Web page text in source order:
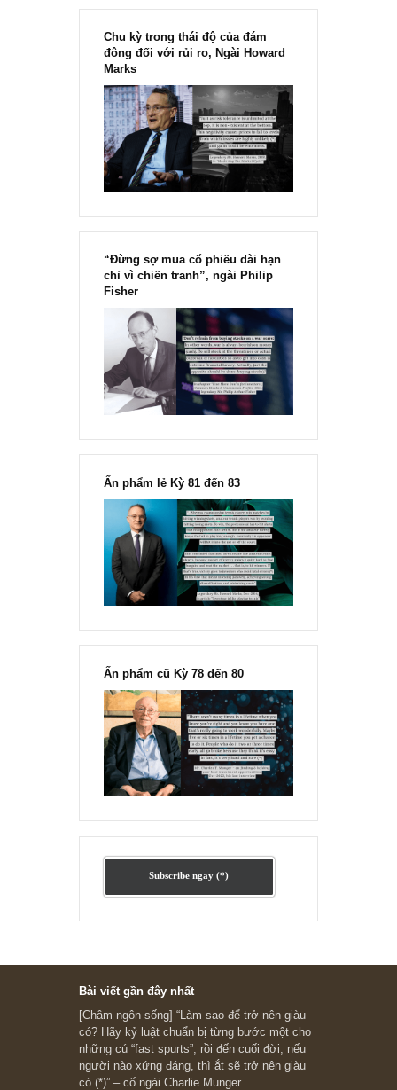
Chu kỳ trong thái độ của đám
đông đối với rủi ro, Ngài Howard
Marks
“Đừng sợ mua cổ phiếu dài hạn
chỉ vì chiến tranh”, ngài Philip
Subscribe ngay (*)